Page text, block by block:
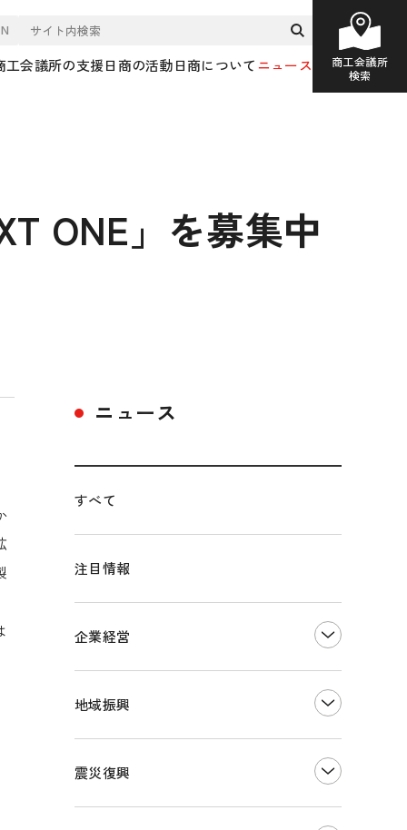
工会議所の支援日商の活動日商についてニュース
商工会議所
検索
ONE」を募集中
ニュース
すべて
注目情報
企業経営
地域振興
震災復興